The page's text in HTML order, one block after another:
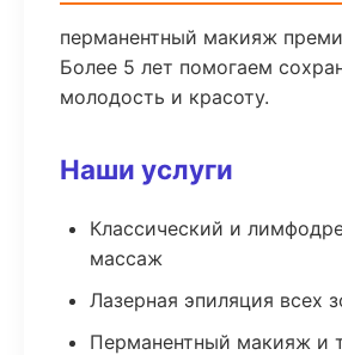
перманентный макияж
Более 5 лет помогаем
молодость и красоту.
Наши услуги
Классический и
массаж
Лазерная эпиляция всех
Перманентный макияж и